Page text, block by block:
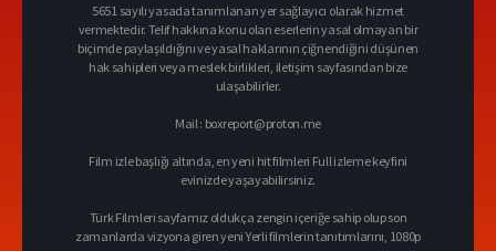
5651 sayılı yasada tanımlanan yer sağlayıcı olarak hizmet
vermektedir. Telif hakkına konu olan eserlerin yasal olmayan bir
biçimde paylaşıldığını ve yasal haklarının çiğnendiğini düşünen
hak sahipleri veya meslek birlikleri, iletişim sayfasından bize
ulaşabilirler.
Mail : boxreport@proton.me
Film izle başlığı altında, en yeni hit filmleri Full izleme keyfini
evinizde yaşayabilirsiniz.
Türk Filmleri sayfamız oldukça zengin içeriğe sahip olup son
zamanlarda vizyona giren yeni Yerli filmlerin tanıtımlarını, 1080p